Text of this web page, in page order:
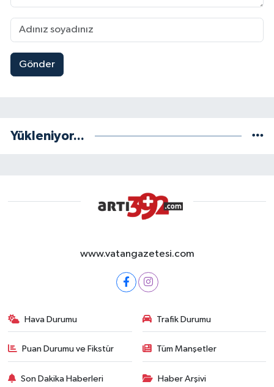
Gönder
Yükleniyor...
www.vatangazetesi.com
Hava Durumu Trafik Durumu
Puan Durumu ve Fikstür Tüm Manşetler
Son Dakika Haberleri Haber Arşivi